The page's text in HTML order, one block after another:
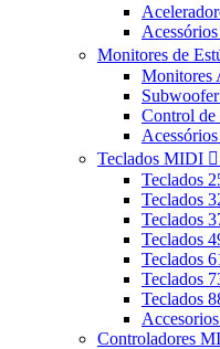
Monitores de
Monitores
Control de
Teclados MIDI 
Teclados
Teclados
Teclados
Teclados
Teclados
Teclados
Teclados
Controladores